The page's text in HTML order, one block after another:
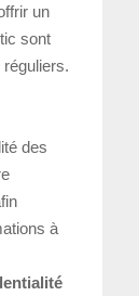
un
sont
des
à